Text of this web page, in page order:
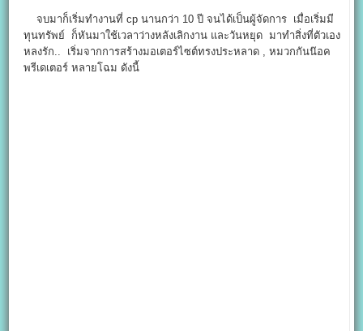
จบมาก็เริ่มทำงานที่ cp นานกว่า 10 ปี จนได้เป็นผู้จัดการ เมื่อเริ่มมี
ทุนทรัพย์ ก็หันมาใช้เวลาว่างหลังเลิกงาน และวันหยุด มาทำสิ่งที่ตัวเอง
หลงรัก.. เริ่มจากการสร้างมอเตอร์ไซต์ทรงประหลาด , หมวกกันน๊อค
พรีเดเตอร์ หลายโฉม ดังนี้